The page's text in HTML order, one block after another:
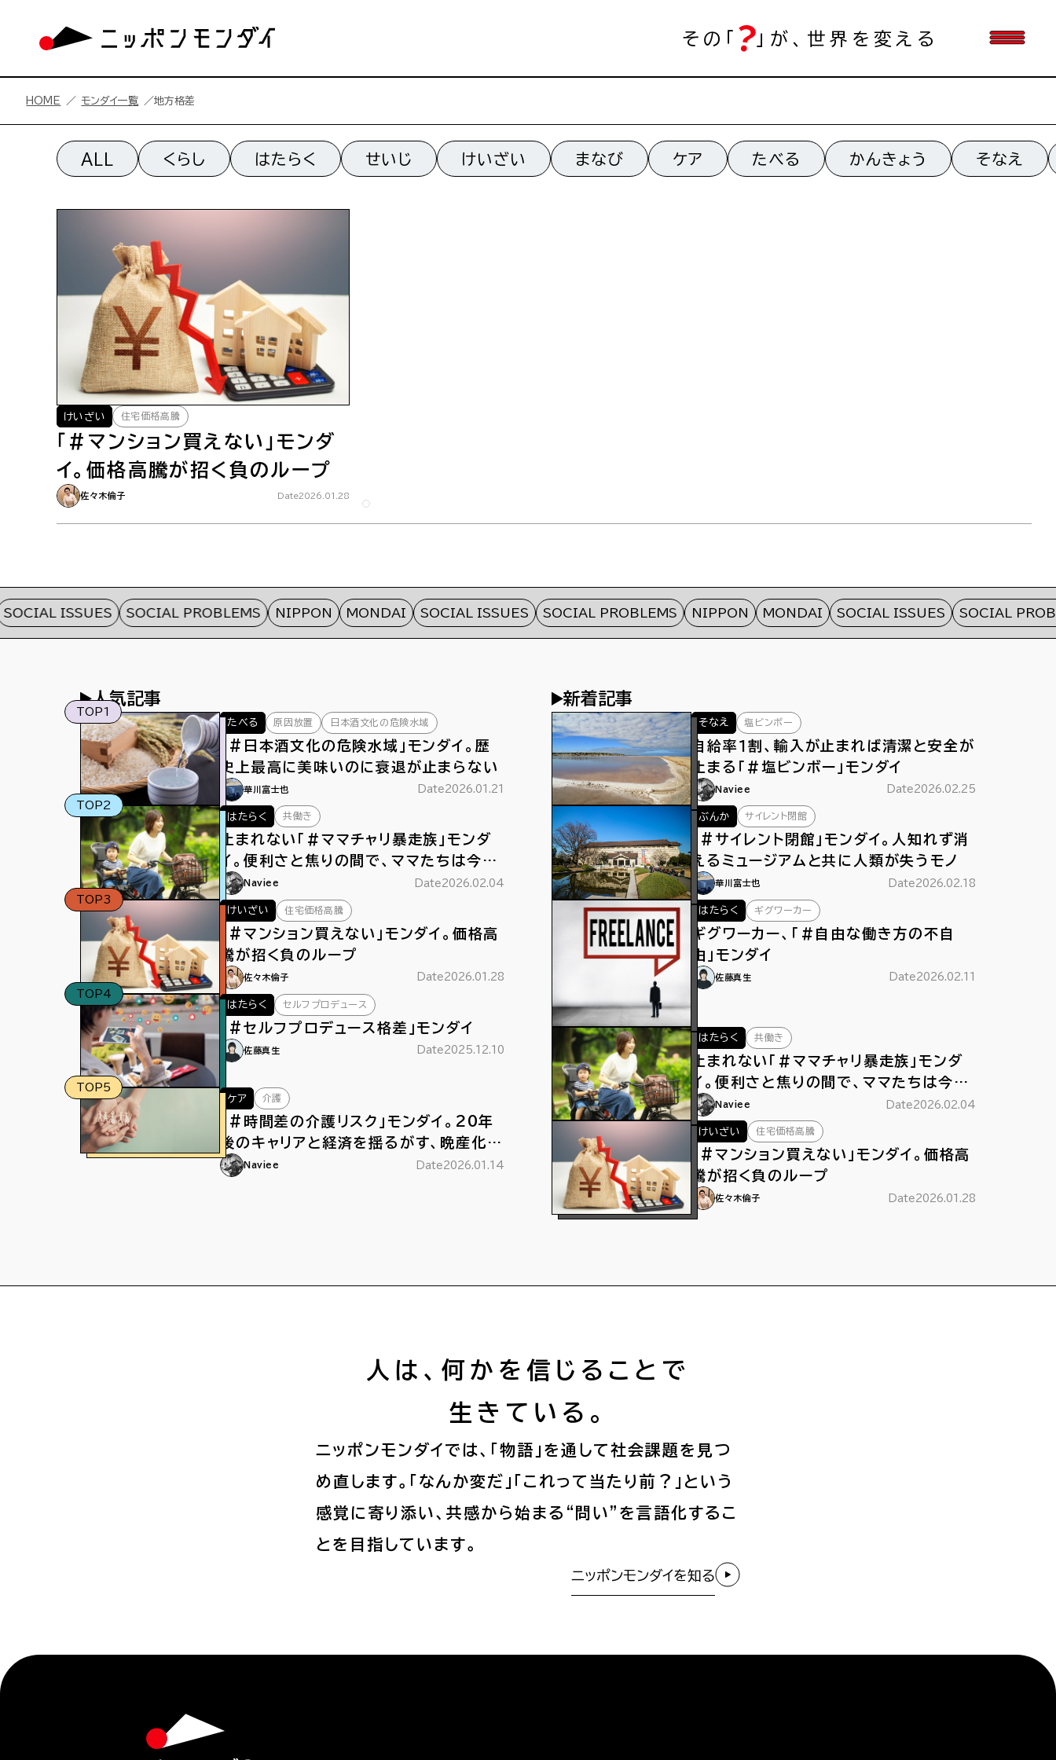
その「 」が、世界を変える
HOME モンダイ一覧 地方格差
地方格差一覧
ALL くらし はたらく せいじ けいざい まなび ケア たべる かんきょう そなえ
けいざい 住宅価格高騰
「#マンション買えない」モンダ
イ。価格高騰が招く負のループ
佐々木倫子 Date2026.01.28
ISSUES SOCIAL PROBLEMS NIPPON MONDAI SOCIAL ISSUES SOCIAL PROBLEMS NIPPON MONDAI SOCIAL ISSUES SOCIAL
人気記事
TOP1
たべる 原因放置 日本酒文化の危険水域
「#日本酒文化の危険水域」モンダイ。歴
史上最高に美味いのに衰退が止まらない
華川富士也 Date2026.01.21
TOP2
はたらく 共働き
止まれない「＃ママチャリ暴走族」モンダ
イ。便利さと焦りの間で、ママたちは今日
もペダルをこぐ
Naviee Date2026.02.04
TOP3
けいざい 住宅価格高騰
「#マンション買えない」モンダイ。価格高
騰が招く負のループ
佐々木倫子 Date2026.01.28
TOP4
はたらく セルフプロデュース
「#セルフプロデュース格差」モンダイ
佐藤真生 Date2025.12.10
TOP5
ケア 介護
「#時間差の介護リスク」モンダイ。20年
後のキャリアと経済を揺るがす、晩産化に
よる介護離職
Naviee Date2026.01.14
新着記事
そなえ 塩ビンボー
自給率１割、輸入が止まれば清潔と安全が
止まる「＃塩ビンボー」モンダイ
Naviee Date2026.02.25
ぶんか サイレント閉館
「#サイレント閉館」モンダイ。人知れず消
えるミュージアムと共に人類が失うモノ
華川富士也 Date2026.02.18
はたらく ギグワーカー
ギグワーカー、「＃自由な働き方の不自
由」モンダイ
佐藤真生 Date2026.02.11
はたらく 共働き
止まれない「＃ママチャリ暴走族」モンダ
イ。便利さと焦りの間で、ママたちは今日
もペダルをこぐ
Naviee Date2026.02.04
けいざい 住宅価格高騰
「#マンション買えない」モンダイ。価格高
騰が招く負のループ
佐々木倫子 Date2026.01.28
人は、何かを信じることで
生きている。
ニッポンモンダイでは、「物語」を通して社会課題を見つ
め直します。「なんか変だ」「これって当たり前？」という
感覚に寄り添い、共感から始まる“問い”を言語化するこ
とを目指しています。
ニッポンモンダイを知る